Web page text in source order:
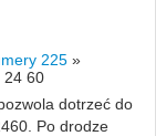
225 »
24 60
dotrzeć do
Po drodze